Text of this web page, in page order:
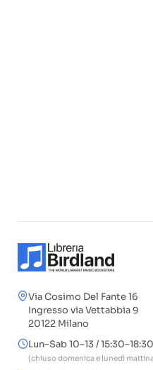
Via Cosimo Del Fante 16
Ingresso via Vettabbia 9
20122 Milano
Lun–Sab 10–13 / 15:30–18:30
(chiuso domenica e lunedì